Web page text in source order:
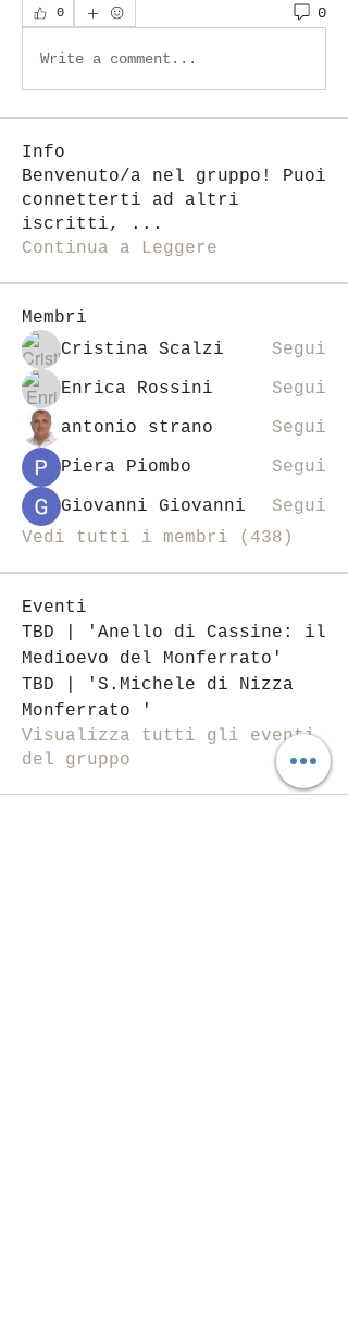
0 0
Write a comment...
Info
Benvenuto/a nel gruppo! Puoi
connetterti ad altri
iscritti,
...
Continua a Leggere
Membri
Cristina Scalzi
Segui
Enrica Rossini
Segui
antonio strano
Segui
Piera Piombo
Segui
Giovanni Giovanni
Segui
Vedi tutti i membri (438)
Eventi
TBD | 'Anello di Cassine: il
Medioevo del Monferrato'
TBD | 'S.Michele di Nizza
Monferrato '
Visualizza tutti gli eventi
del gruppo